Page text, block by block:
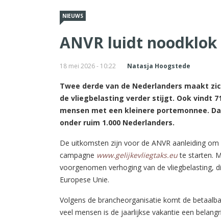
NIEUWS
ANVR luidt
18 mei 2026 - 10:22 Natasja Hoogstede
Twee derde van de Nederlanders maakt
de vliegbelasting verder stijgt. Ook vindt
mensen met een kleinere portemonnee.
onder ruim 1.000 Nederlanders.
De uitkomsten zijn voor de ANVR aanleiding
campagne www.gelijkevliegtaks.eute starten.
voorgenomen verhoging van de vliegbelasting,
Europese Unie.
Volgens de brancheorganisatie komt de
veel mensen is de jaarlijkse vakantie een